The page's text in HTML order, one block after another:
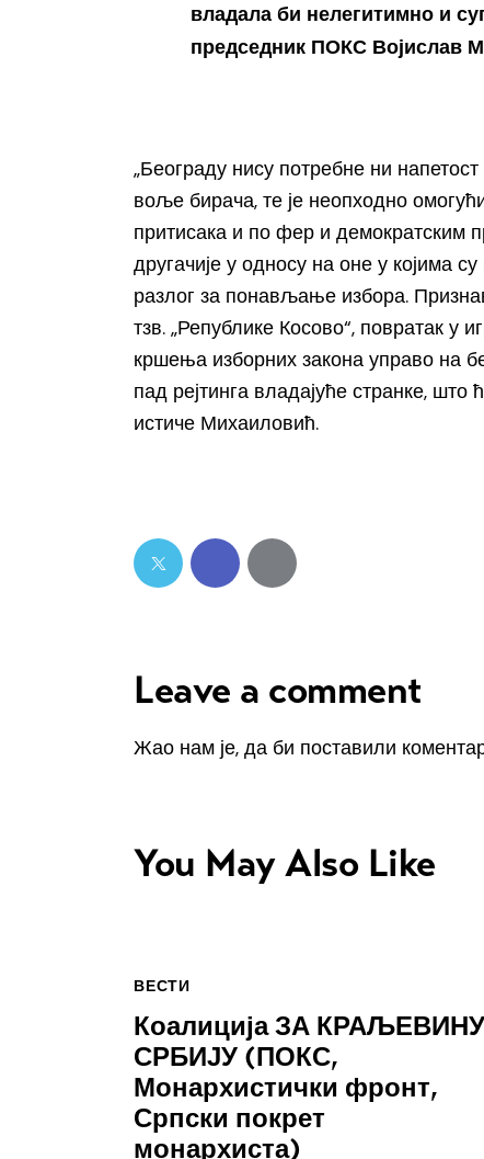
владала би нелегитимно и
председник ПОКС Војислав
„Београду нису потребне ни
воље бирача, те је неопходно
притисака и по фер и демократским
другачије у односу на оне у којима
разлог за понављање избора.
тзв. „Републике Косово“, повратак у
кршења изборних закона управо на
пад рејтинга владајуће странке,
истиче Михаиловић.
Leave a comment
Жао нам је, да би поставили
You May Also Like
ВЕСТИ
Коалиција ЗА КРАЉЕВИНУ
СРБИЈУ (ПОКС,
Монархистички фронт,
Српски покрет
монархиста)